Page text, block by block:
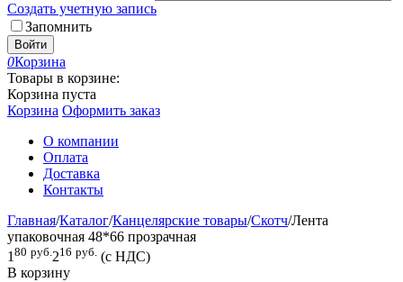
Создать учетную запись
Запомнить
Войти
0Корзина
Товары в корзине:
Корзина пуста
Корзина Оформить заказ
О компании
Оплата
Доставка
Контакты
Главная/Каталог/Канцелярские товары/Скотч/Лента
упаковочная 48*66 прозрачная
1 80 руб.216 руб. (с НДС)
В корзину